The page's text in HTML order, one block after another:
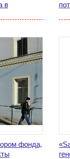
в
фонда,